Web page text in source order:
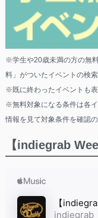
※学生や20歳未満の方の無
料」がついたイベントの検
※既に終わったイベントも表
※無料対象になる条件は各
情報を見て対象条件を確認
【indiegrab